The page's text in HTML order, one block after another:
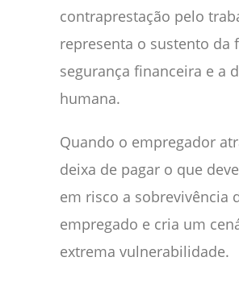
contraprestação pelo
representa o sustento da
segurança financeira e a
humana.
Quando o empregador
deixa de pagar o que
em risco a sobrevivência
empregado e cria um
extrema vulnerabilidade.